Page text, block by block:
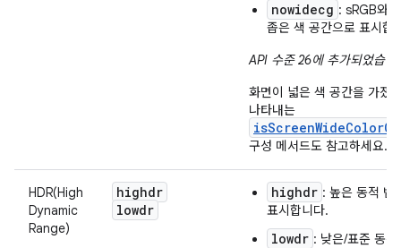
nowidecg : sRGB와
좁은 색 공간으로 표시합
API 수준 26에 추가되었습니
화면이 넓은 색 공간을 가졌
나타내는
구성 메서드도 참고하세요.
HDR(High
Dynamic
Range)
highdr
lowdr
highdr : 높은 동적 범
표시합니다.
lowdr : 낮은/표준 동적